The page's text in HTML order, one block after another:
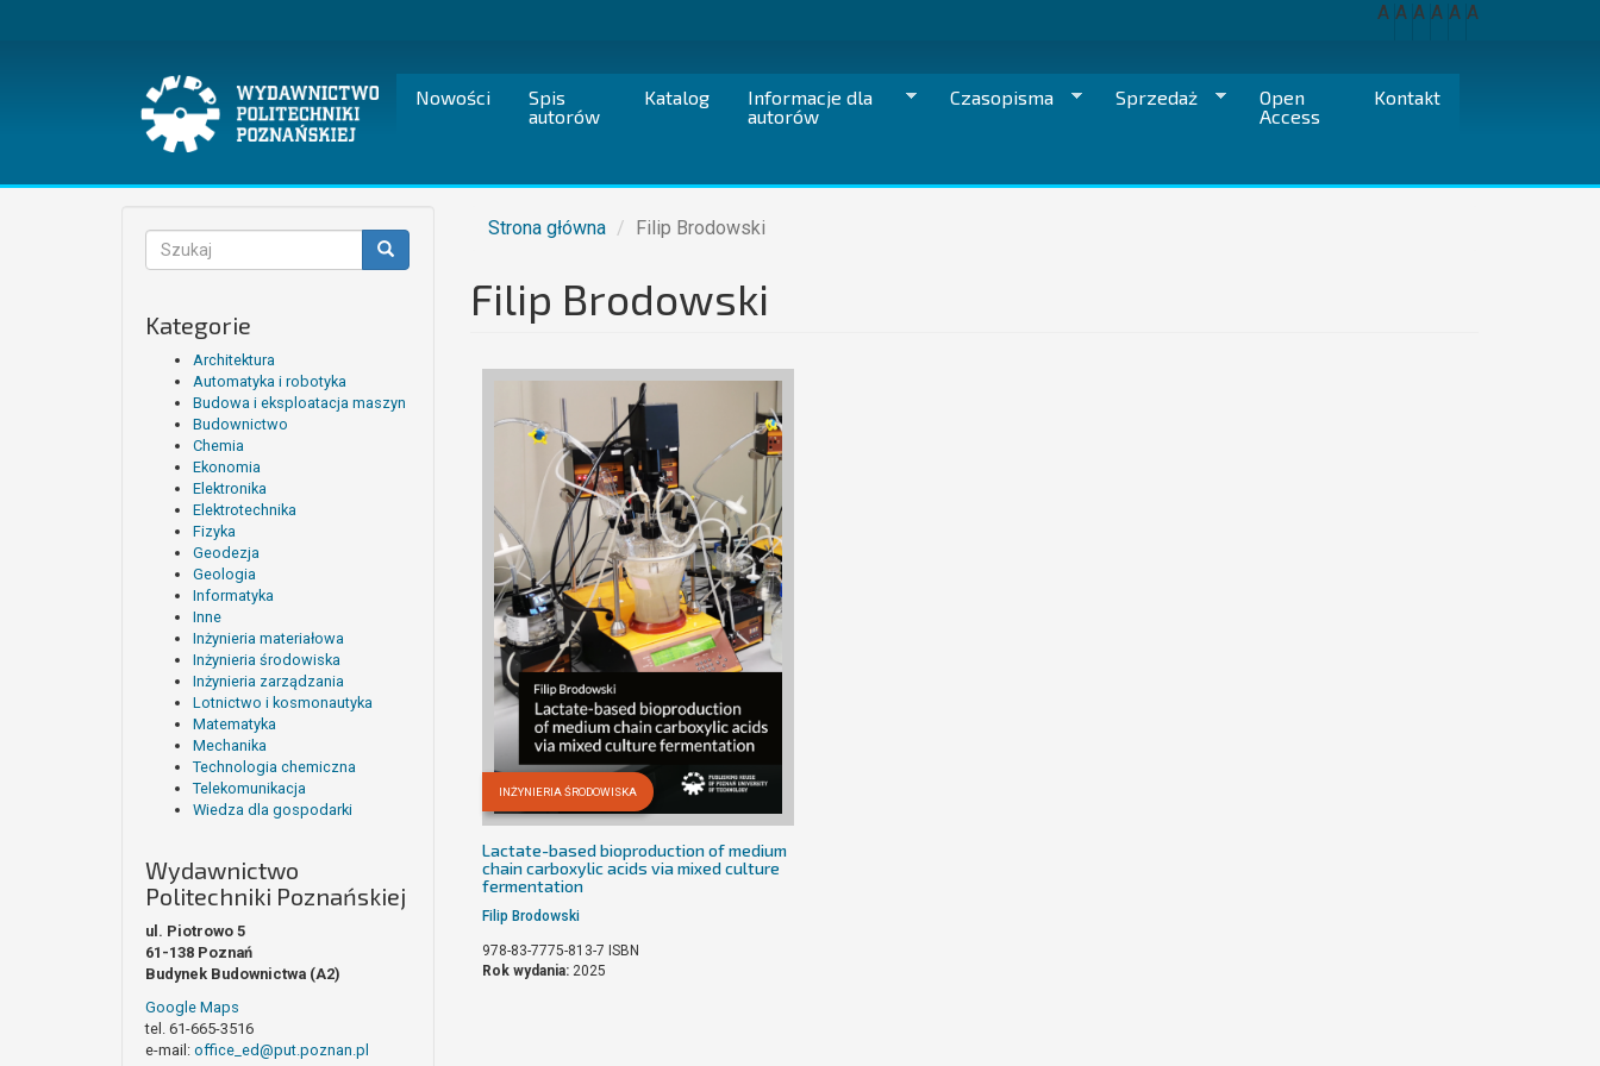
A A A A A A
Nowości
Spis
autorów
Katalog
Informacje dla
autorów
Czasopisma Sprzedaż
Open
Access
Kontakt
Formularz
wyszukiwania
Kategorie
Architektura
Automatyka i robotyka
Budowa i eksploatacja maszyn
Budownictwo
Chemia
Ekonomia
Elektronika
Elektrotechnika
Fizyka
Geodezja
Geologia
Informatyka
Inne
Inżynieria materiałowa
Inżynieria środowiska
Inżynieria zarządzania
Lotnictwo i kosmonautyka
Matematyka
Mechanika
Technologia chemiczna
Telekomunikacja
Wiedza dla gospodarki
Wydawnictwo
Politechniki Poznańskiej
ul. Piotrowo 5
61-138 Poznań
Budynek Budownictwa (A2)
Google Maps
tel. 61-665-3516
e-mail: office_ed@put.poznan.pl
Strona główna Filip Brodowski
Filip Brodowski
INŻYNIERIA ŚRODOWISKA
Lactate-based bioproduction of medium
chain carboxylic acids via mixed culture
fermentation
Filip Brodowski
978-83-7775-813-7 ISBN
Rok wydania: 2025